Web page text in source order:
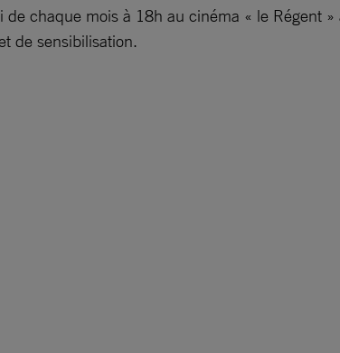
chaque mois à 18h au cinéma « le Régent
de sensibilisation.